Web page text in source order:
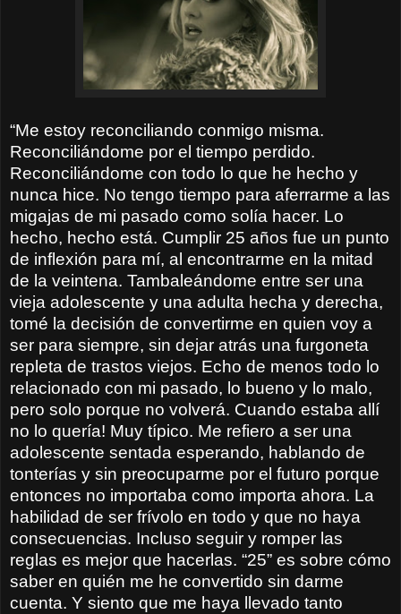
“Me estoy reconciliando conmigo misma.
Reconciliándome por el tiempo perdido.
Reconciliándome con todo lo que he hecho y
nunca hice. No tengo tiempo para aferrarme a las
migajas de mi pasado como solía hacer. Lo
hecho, hecho está. Cumplir 25 años fue un punto
de inflexión para mí, al encontrarme en la mitad
de la veintena. Tambaleándome entre ser una
vieja adolescente y una adulta hecha y derecha,
tomé la decisión de convertirme en quien voy a
ser para siempre, sin dejar atrás una furgoneta
repleta de trastos viejos. Echo de menos todo lo
relacionado con mi pasado, lo bueno y lo malo,
pero solo porque no volverá. Cuando estaba allí
no lo quería! Muy típico. Me refiero a ser una
adolescente sentada esperando, hablando de
tonterías y sin preocuparme por el futuro porque
entonces no importaba como importa ahora. La
habilidad de ser frívolo en todo y que no haya
consecuencias. Incluso seguir y romper las
reglas es mejor que hacerlas. “25” es sobre cómo
saber en quién me he convertido sin darme
cuenta. Y siento que me haya llevado tanto